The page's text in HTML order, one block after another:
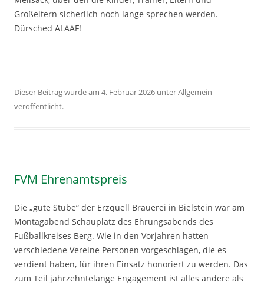
Großeltern sicherlich noch lange sprechen werden.
Dürsched ALAAF!
Dieser Beitrag wurde am 4. Februar 2026 unterAllgemein
veröffentlicht.
FVM Ehrenamtspreis
Die „gute Stube“ der Erzquell Brauerei in Bielstein war am
Montagabend Schauplatz des Ehrungsabends des
Fußballkreises Berg. Wie in den Vorjahren hatten
verschiedene Vereine Personen vorgeschlagen, die es
verdient haben, für ihren Einsatz honoriert zu werden. Das
zum Teil jahrzehntelange Engagement ist alles andere als